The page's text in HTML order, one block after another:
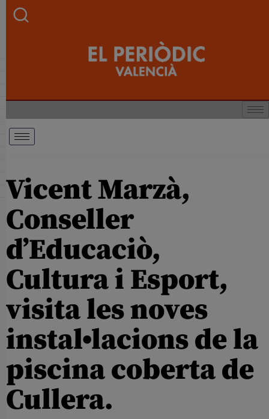
Vicent Marzà,
Conseller
d’Educaciò,
Cultura i Esport,
visita les noves
instal•lacions de la
piscina coberta de
Cullera.